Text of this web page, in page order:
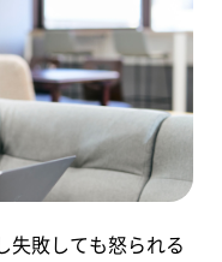
失敗しても怒られる